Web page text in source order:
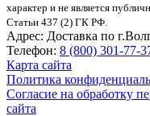
характер и не является
Статьи 437 (2) ГК РФ.
Адрес: Доставка по
Телефон: 8 (800) 301-77-
Карта сайта
Политика
Согласие на обработку
сайта